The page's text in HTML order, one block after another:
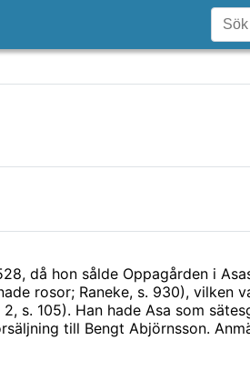
då hon sålde Oppagården i
rosor; Raneke, s. 930), vilken
s. 105). Han hade Asa som
till Bengt Abjörnsson.